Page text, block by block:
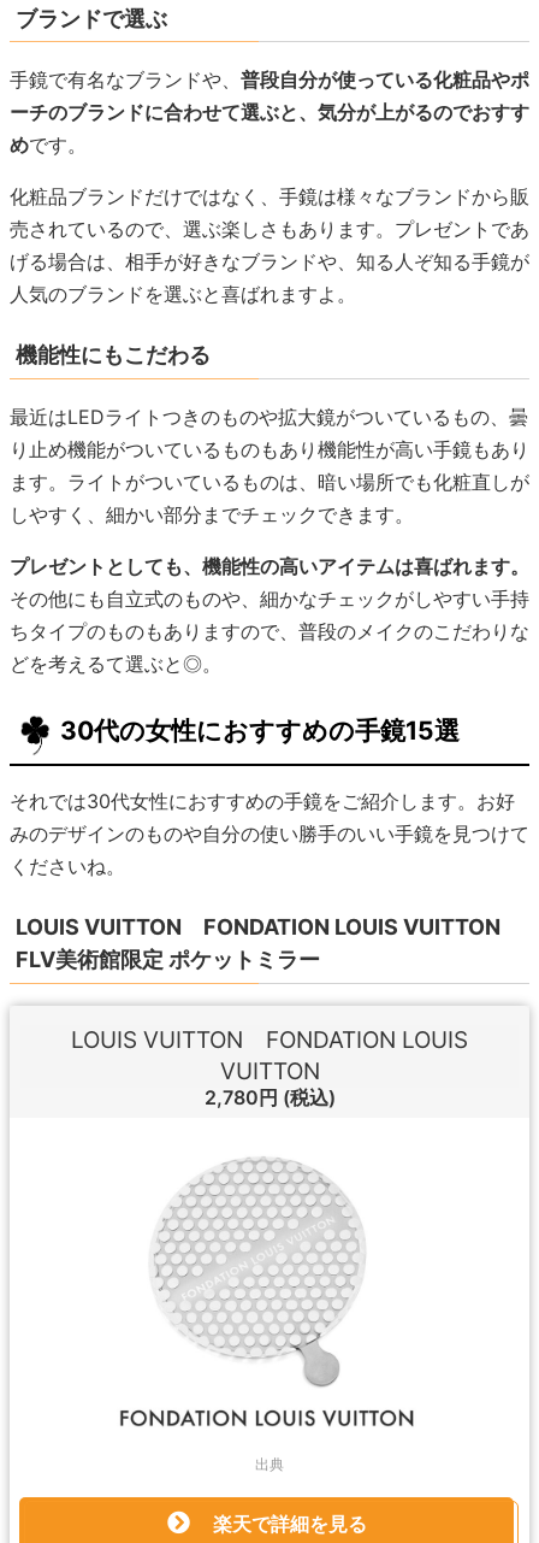
ブランドで選ぶ
手鏡で有名なブランドや、 普段自分が使っている化粧品やポ
ーチのブランドに合わせて選ぶと、気分が上がるのでおすす
めです。
化粧品ブランドだけではなく、手鏡は様々なブランドから販
売されているので、選ぶ楽しさもあります。プレゼントであ
げる場合は、相手が好きなブランドや、知る人ぞ知る手鏡が
人気のブランドを選ぶと喜ばれますよ。
機能性にもこだわる
最近はLEDライトつきのものや拡大鏡がついているもの、曇
り止め機能がついているものもあり機能性が高い手鏡もあり
ます。ライトがついているものは、暗い場所でも化粧直しが
しやすく、細かい部分までチェックできます。
プレゼントとしても、機能性の高いアイテムは喜ばれます。
その他にも自立式のものや、細かなチェックがしやすい手持
ちタイプのものもありますので、普段のメイクのこだわりな
どを考えるて選ぶと◎。
30代の女性におすすめの手鏡15選
それでは30代女性におすすめの手鏡をご紹介します。お好
みのデザインのものや自分の使い勝手のいい手鏡を見つけて
くださいね。
LOUIS VUITTON FONDATION LOUIS VUITTON
FLV美術館限定 ポケットミラー
LOUIS VUITTON FONDATION LOUIS
VUITTON
2,780円 (税込)
出典
楽天で詳細を見る